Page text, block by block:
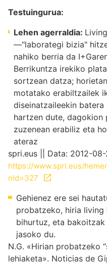
Testuingurua:
Lehen agerraldia:
—"laborategi bizia"
nahiko berria da
Berrikuntza irekiko
sortzean datza;
motatako erabiltzailek
diseinatzaileekin
hartzen dute,
zuzenean erabiliz eta
ateraz
spri.eus || Data: 2012-
https://www.spri.eus/
nId=327
Gehienez ere sei
probatzeko, hiria
bihurtuz, eta
jasoko du.
N.G. «Hirian probatzeko
lehiaketa». Noticias de